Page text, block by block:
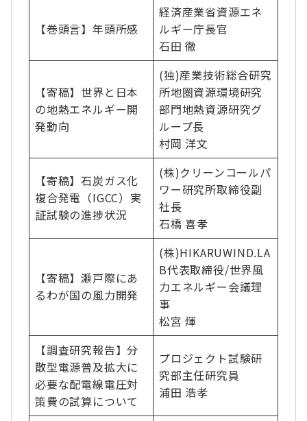
【巻頭言】年頭所感
経済産業省資源エネ
ルギー庁長官
石田 徹
【寄稿】世界と日本
の地熱エネルギー開
発動向
(独)産業技術総合研究
所地圏資源環境研究
部門地熱資源研究グ
ループ長
村岡 洋文
【寄稿】石炭ガス化
複合発電（IGCC）実
証試験の進捗状況
(株)クリーンコールパ
ワー研究所取締役副
社長
石橋 喜孝
【寄稿】瀬戸際にあ
るわが国の風力開発
(株)HIKARUWIND.LA
B代表取締役/世界風
力エネルギー会議理
事
松宮 煇
【調査研究報告】分
散型電源普及拡大に
必要な配電線電圧対
策費の試算について
プロジェクト試験研
究部主任研究員
浦田 浩孝